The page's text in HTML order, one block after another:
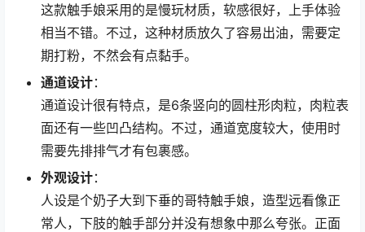
这款触手娘采用的是慢玩材质，软感很好，上手体验
相当不错。不过，这种材质放久了容易出油，需要定
期打粉，不然会有点黏手。
通道设计：
通道设计很有特点，是6条竖向的圆柱形肉粒，肉粒表
面还有一些凹凸结构。不过，通道宽度较大，使用时
需要先排排气才有包裹感。
外观设计：
人设是个奶子大到下垂的哥特触手娘，造型远看像正
常人，下肢的触手部分并没有想象中那么夸张。正面